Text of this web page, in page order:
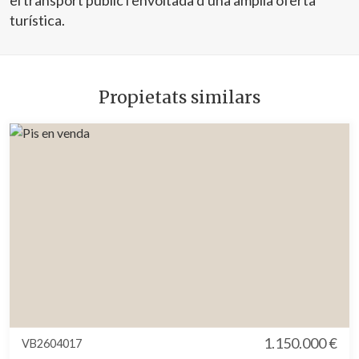
turística.
Propietats similars
VB2604017
1.150.000 €